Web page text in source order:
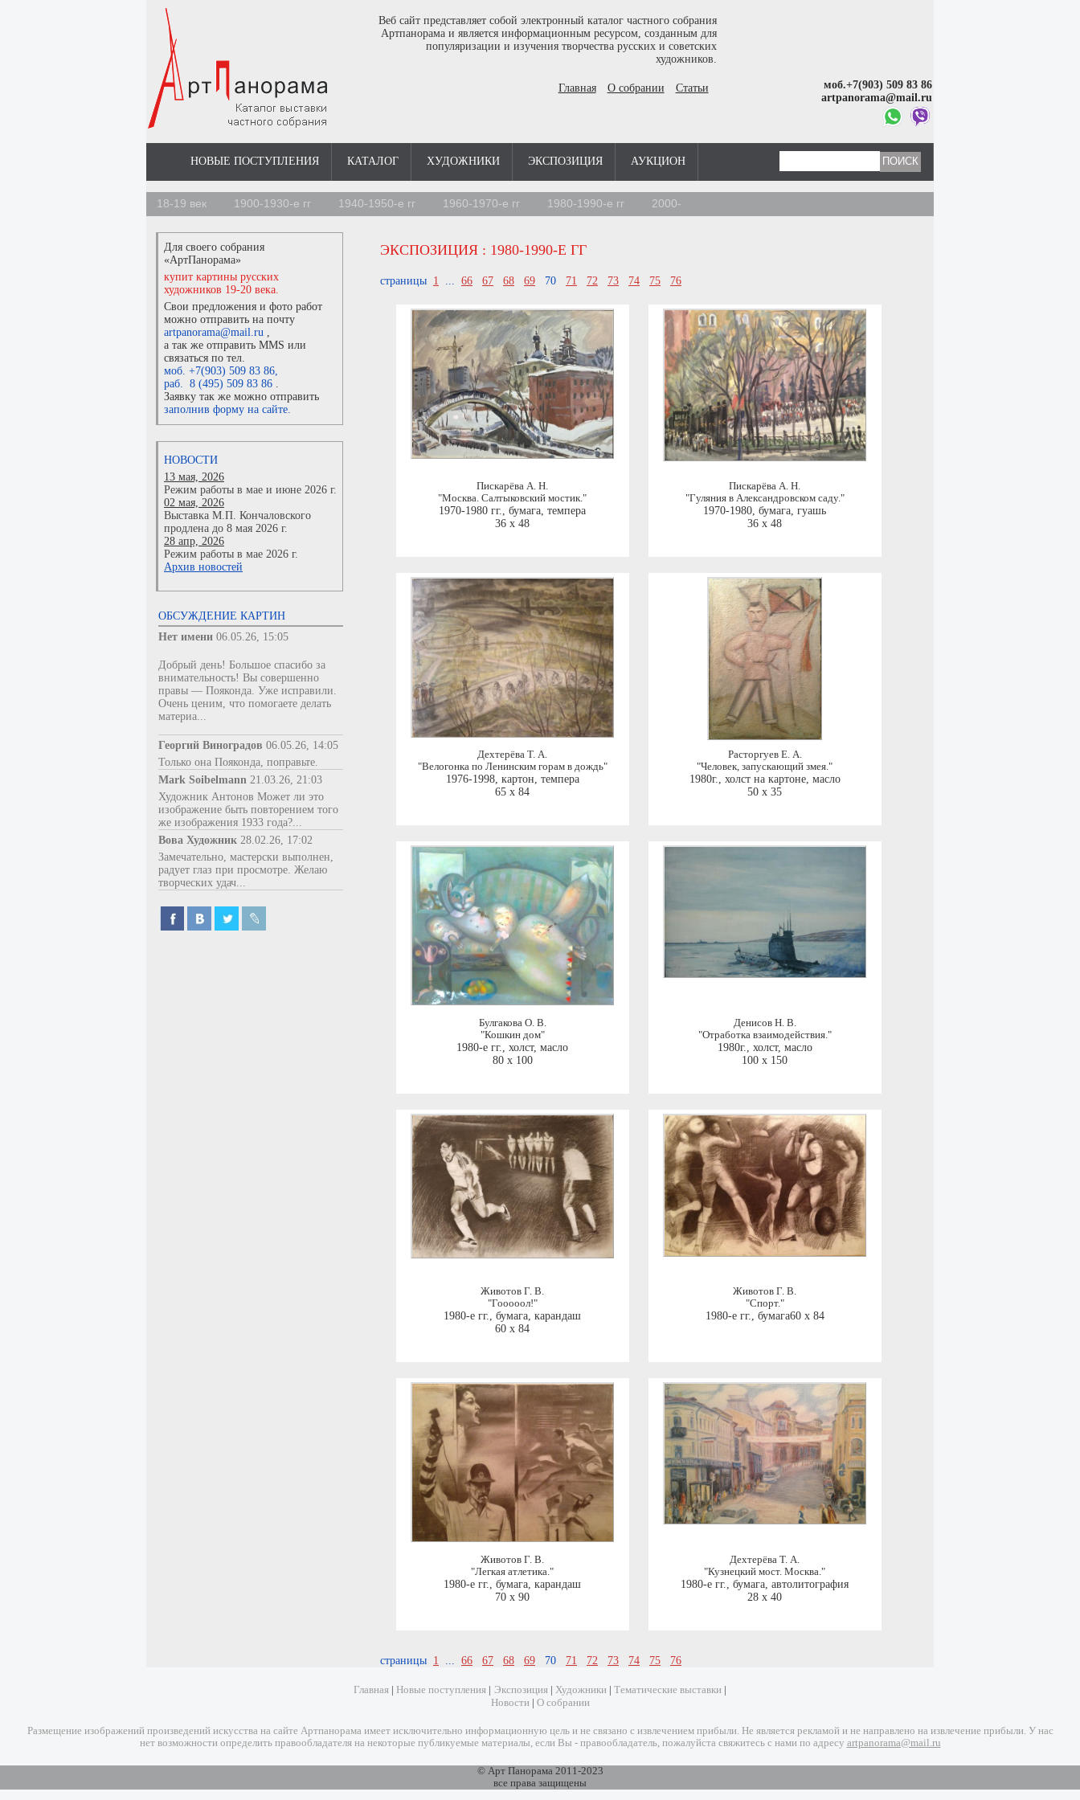
Веб сайт представляет собой электронный каталог частного собрания
Артпанорама и является информационным ресурсом, созданным для
популяризации и изучения творчества русских и советских
художников.
Главная О собрании Статьи
моб.+7(903) 509 83 86
artpanorama@mail.ru
НОВЫЕ ПОСТУПЛЕНИЯ КАТАЛОГ ХУДОЖНИКИ ЭКСПОЗИЦИЯ АУКЦИОН
18-19 век 1900-1930-е гг 1940-1950-е гг 1960-1970-е гг 1980-1990-е гг 2000-
Для своего собрания
«АртПанорама»
купит картины русских
художников 19-20 века.
Свои предложения и фото работ
можно отправить на почту
artpanorama@mail.ru ,
а так же отправить MMS или
связаться по тел.
моб. +7(903) 509 83 86,
раб. 8 (495) 509 83 86 .
Заявку так же можно отправить
заполнив форму на сайте.
НОВОСТИ
13 мая, 2026
Режим работы в мае и июне 2026 г.
02 мая, 2026
Выставка М.П. Кончаловского
продлена до 8 мая 2026 г.
28 апр, 2026
Режим работы в мае 2026 г.
Архив новостей
ОБСУЖДЕНИЕ КАРТИН
Нет имени 06.05.26, 15:05
Добрый день! Большое спасибо за
внимательность! Вы совершенно
правы — Пояконда. Уже исправили.
Очень ценим, что помогаете делать
материа...
Георгий Виноградов 06.05.26, 14:05
Только она Пояконда, поправьте.
Mark Soibelmann 21.03.26, 21:03
Художник Антонов Может ли это
изображение быть повторением того
же изображения 1933 года?...
Вова Художник 28.02.26, 17:02
Замечательно, мастерски выполнен,
радует глаз при просмотре. Желаю
творческих удач...
ЭКСПОЗИЦИЯ : 1980-1990-Е ГГ
страницы 1 ... 66 67 68 69 70 71 72 73 74 75 76
Пискарёва А. Н.
"Москва. Салтыковский мостик."
1970-1980 гг., бумага, темпера
36 x 48
Пискарёва А. Н.
"Гуляния в Александровском саду."
1970-1980, бумага, гуашь
36 x 48
Дехтерёва Т. А.
"Велогонка по Ленинским горам в дождь"
1976-1998, картон, темпера
65 x 84
Расторгуев Е. А.
"Человек, запускающий змея."
1980г., холст на картоне, масло
50 x 35
Булгакова О. В.
"Кошкин дом"
1980-е гг., холст, масло
80 x 100
Денисов Н. В.
"Отработка взаимодействия."
1980г., холст, масло
100 x 150
Животов Г. В.
"Гооооол!"
1980-е гг., бумага, карандаш
60 x 84
Животов Г. В.
"Спорт."
1980-е гг., бумага60 x 84
Животов Г. В.
"Легкая атлетика."
1980-е гг., бумага, карандаш
70 x 90
Дехтерёва Т. А.
"Кузнецкий мост. Москва."
1980-е гг., бумага, автолитография
28 x 40
страницы 1 ... 66 67 68 69 70 71 72 73 74 75 76
Главная Новые поступления Экспозиция Художники Тематические выставки
Новости| О собрании
Размещение изображений произведений искусства на сайте Артпанорама имеет исключительно информационную цель и не связано с извлечением прибыли. Не является рекламой и не направлено на извлечение прибыли. У нас
нет возможности определить правообладателя на некоторые публикуемые материалы, если Вы - правообладатель, пожалуйста свяжитесь с нами по адресу artpanorama@mail.ru
© Арт Панорама 2011-2023
все права защищены